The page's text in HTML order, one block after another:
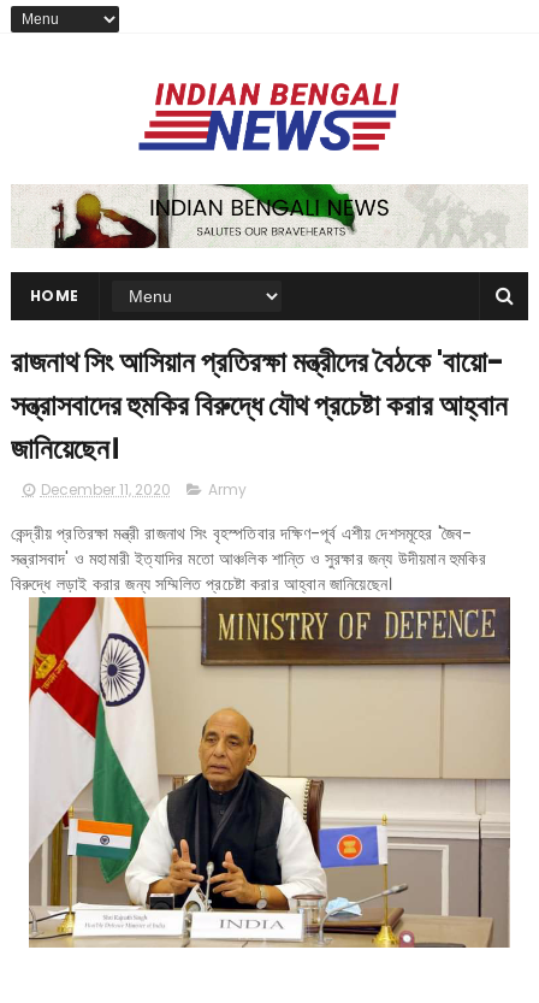
HOME
রাজনাথ সিং আসিয়ান প্রতিরক্ষা মন্ত্রীদের বৈঠকে 'বায়ো-
সন্ত্রাসবাদের হুমকির বিরুদ্ধে যৌথ প্রচেষ্টা করার আহ্বান
জানিয়েছেন।
December 11, 2020 Army
কেন্দ্রীয় প্রতিরক্ষা মন্ত্রী রাজনাথ সিং বৃহস্পতিবার দক্ষিণ-পূর্ব এশীয় দেশসমূহের 'জৈব-
সন্ত্রাসবাদ' ও মহামারী ইত্যাদির মতো আঞ্চলিক শান্তি ও সুরক্ষার জন্য উদীয়মান হুমকির
বিরুদ্ধে লড়াই করার জন্য সম্মিলিত প্রচেষ্টা করার আহ্বান জানিয়েছেন।